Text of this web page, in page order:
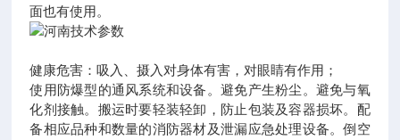
面也有使用。
健康危害：吸入、摄入对身体有害，对眼睛有作用；
使用防爆型的通风系统和设备。避免产生粉尘。避免与氧
化剂接触。搬运时要轻装轻卸，防止包装及容器损坏。配
备相应品种和数量的消防器材及泄漏应急处理设备。倒空